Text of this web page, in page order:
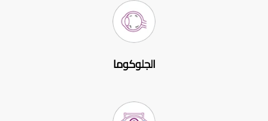
الجلوكوما